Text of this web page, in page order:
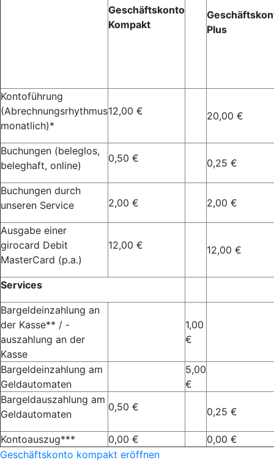
Geschäftskonto
Kompakt
Plus
Kontoführung
(Abrechnungsrhythmus
monatlich)*
12,00 € 20,00 €
Buchungen (beleglos,
beleghaft, online)
0,50 € 0,25 €
Buchungen durch
unseren Service
2,00 € 2,00 €
Ausgabe einer
girocard Debit
MasterCard (p.a.)
12,00 € 12,00 €
Services
Bargeldeinzahlung an
der Kasse** / -
auszahlung an der
Kasse
1,00
€
Bargeldeinzahlung am
Geldautomaten
5,00
€
Bargeldauszahlung am
Geldautomaten
0,50 € 0,25 €
Kontoauszug*** 0,00 €
0,00 €
Geschäftskonto kompakt eröffnen